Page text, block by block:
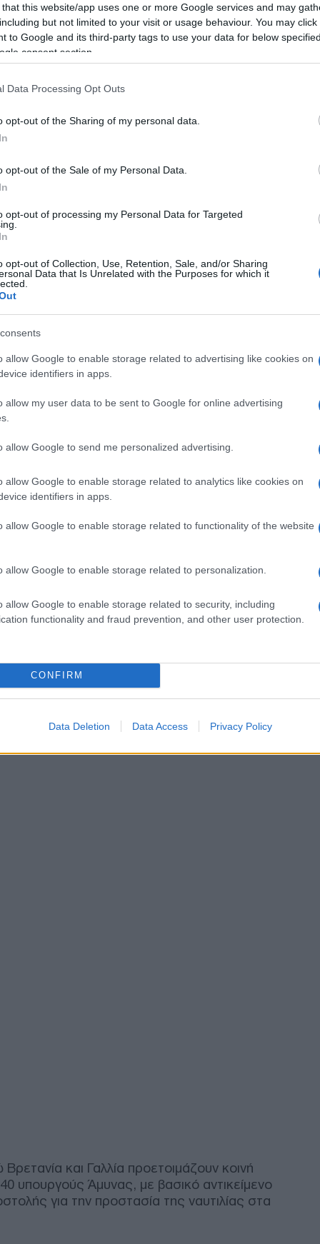
that this website/app uses one or more Google services and may
but not limited to your visit or usage behaviour. You may
to Google and its third-party tags to use your data for below
consent section.
Data Processing Opt Outs
opt-out of the Sharing of my personal data.
opt-out of the Sale of my Personal Data.
opt-out of processing my Personal Data for Targeted
opt-out of Collection, Use, Retention, Sale, and/or Sharing
Data that Is Unrelated with the Purposes for which it
allow Google to enable storage related to advertising like cookies on
identifiers in apps.
allow my user data to be sent to Google for online advertising
allow Google to send me personalized advertising.
allow Google to enable storage related to analytics like cookies on
identifiers in apps.
allow Google to enable storage related to functionality of the website
allow Google to enable storage related to personalization.
allow Google to enable storage related to security, including
functionality and fraud prevention, and other user protection.
CONFIRM
Data Deletion Data Access Privacy Policy
η «Επιχείρηση Ελευθερία» προέβλεπε
δυνάμεις, αεροπορική
παρουσία στα Στενά του Ορμούζ, με στόχο
στην περιοχή.
τη διέλευση δύο αμερικανικών πλοίων
δυνάμεων στον Κόλπο, η επιχείρηση
την έναρξή της.
ότι το Ιράν ενημέρωσε τις ΗΠΑ πως τα
θαμμένα τόσο βαθιά στις πυρηνικές
να μην μπορεί να τα ανακτήσει.
ότι δεν έχει ακόμη ξεκαθαριστεί με
να αποκτήσουν πρόσβαση στις
ότι το ζήτημα αποτελεί αντικείμενο
δεν πρόκειται να επιτρέψει στο Ιράν
πρόθυμη να συνδράμει στρατιωτικά
των Στενών του Ορμούζ.
LRT, το κρατικό συμβούλιο άμυνας της
Ναουσέντα, εισηγήθηκε στο κοινοβούλιο
για συμμετοχή σε διεθνείς αποστολές
θα αφορά επιχειρήσεις που στοχεύουν
και στην προστασία των
στην περιοχή.
και Γαλλία προετοιμάζουν κοινή
υπουργούς Άμυνας, με βασικό αντικείμενο
για την προστασία της ναυτιλίας στα